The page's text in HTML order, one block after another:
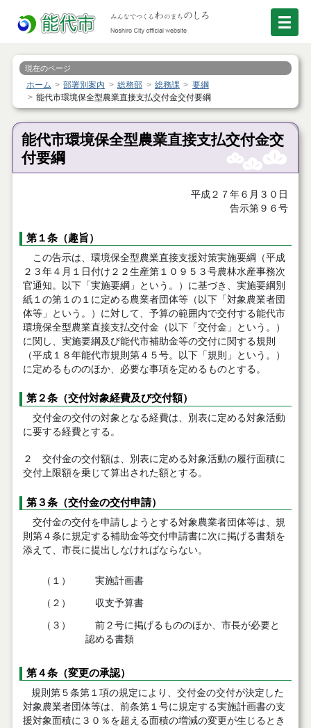
現在のページ
ホーム 部署別案内 総務部 総務課
要綱
能代市環境保全型農業直接支払交付金交付要綱
能代市環境保全型農業直接支払交付金交
付要綱
平成２７年６月３０日
告示第９６号
第１条（趣旨）
この告示は、環境保全型農業直接支援対策実施要綱（平成
２３年４月１日付け２２生産第１０９５３号農林水産事務次
官通知。以下「実施要綱」という。）に基づき、実施要綱別
紙１の第１の１に定める農業者団体等（以下「対象農業者団
体等」という。）に対して、予算の範囲内で交付する能代市
環境保全型農業直接支払交付金（以下「交付金」という。）
に関し、実施要綱及び能代市補助金等の交付に関する規則
（平成１８年能代市規則第４５号。以下「規則」という。）
に定めるもののほか、必要な事項を定めるものとする。
第２条（交付対象経費及び交付額）
交付金の交付の対象となる経費は、別表に定める対象活動
に要する経費とする。
２ 交付金の交付額は、別表に定める対象活動の履行面積に
交付上限額を乗じて算出された額とする。
第３条（交付金の交付申請）
交付金の交付を申請しようとする対象農業者団体等は、規
則第４条に規定する補助金等交付申請書に次に掲げる書類を
添えて、市長に提出しなければならない。
（１） 実施計画書
（２） 収支予算書
（３）
前２号に掲げるもののほか、市長が必要と
認める書類
第４条（変更の承認）
規則第５条第１項の規定により、交付金の交付が決定した
対象農業者団体等は、前条第１号に規定する実施計画書の支
援対象面積に３０％を超える面積の増減の変更が生じるとき